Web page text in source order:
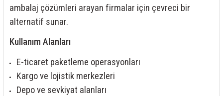
ambalaj çözümleri arayan firmalar için çevreci bir
alternatif sunar.
Kullanım Alanları
E-ticaret paketleme operasyonları
Kargo ve lojistik merkezleri
Depo ve sevkiyat alanları